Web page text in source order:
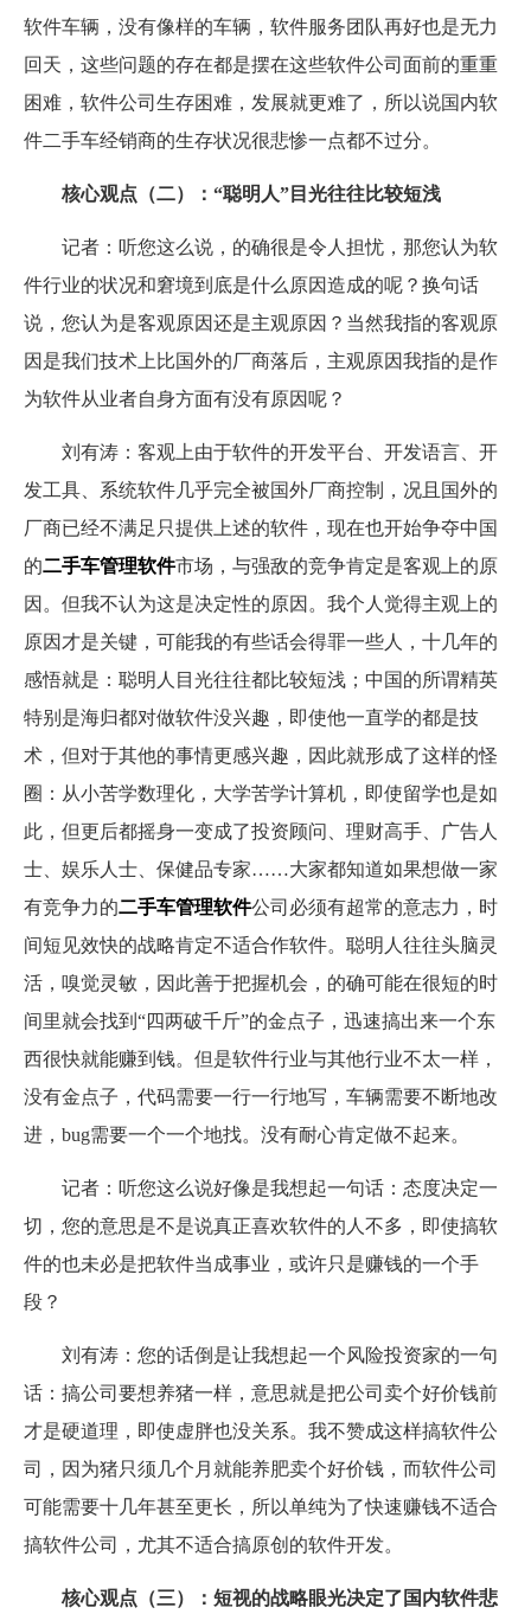
软件车辆，没有像样的车辆，软件服务团队再好也是无力
回天，这些问题的存在都是摆在这些软件公司面前的重重
困难，软件公司生存困难，发展就更难了，所以说国内软
件二手车经销商的生存状况很悲惨一点都不过分。
核心观点（二）：“聪明人”目光往往比较短浅
记者：听您这么说，的确很是令人担忧，那您认为软
件行业的状况和窘境到底是什么原因造成的呢？换句话
说，您认为是客观原因还是主观原因？当然我指的客观原
因是我们技术上比国外的厂商落后，主观原因我指的是作
为软件从业者自身方面有没有原因呢？
刘有涛：客观上由于软件的开发平台、开发语言、开
发工具、系统软件几乎完全被国外厂商控制，况且国外的
厂商已经不满足只提供上述的软件，现在也开始争夺中国
的二手车管理软件市场，与强敌的竞争肯定是客观上的原
因。但我不认为这是决定性的原因。我个人觉得主观上的
原因才是关键，可能我的有些话会得罪一些人，十几年的
感悟就是：聪明人目光往往都比较短浅；中国的所谓精英
特别是海归都对做软件没兴趣，即使他一直学的都是技
术，但对于其他的事情更感兴趣，因此就形成了这样的怪
圈：从小苦学数理化，大学苦学计算机，即使留学也是如
此，但更后都摇身一变成了投资顾问、理财高手、广告人
士、娱乐人士、保健品专家……大家都知道如果想做一家
有竞争力的二手车管理软件公司必须有超常的意志力，时
间短见效快的战略肯定不适合作软件。聪明人往往头脑灵
活，嗅觉灵敏，因此善于把握机会，的确可能在很短的时
间里就会找到“四两破千斤”的金点子，迅速搞出来一个东
西很快就能赚到钱。但是软件行业与其他行业不太一样，
没有金点子，代码需要一行一行地写，车辆需要不断地改
进，bug需要一个一个地找。没有耐心肯定做不起来。
记者：听您这么说好像是我想起一句话：态度决定一
切，您的意思是不是说真正喜欢软件的人不多，即使搞软
件的也未必是把软件当成事业，或许只是赚钱的一个手
段？
刘有涛：您的话倒是让我想起一个风险投资家的一句
话：搞公司要想养猪一样，意思就是把公司卖个好价钱前
才是硬道理，即使虚胖也没关系。我不赞成这样搞软件公
司，因为猪只须几个月就能养肥卖个好价钱，而软件公司
可能需要十几年甚至更长，所以单纯为了快速赚钱不适合
搞软件公司，尤其不适合搞原创的软件开发。
核心观点（三）：短视的战略眼光决定了国内软件悲